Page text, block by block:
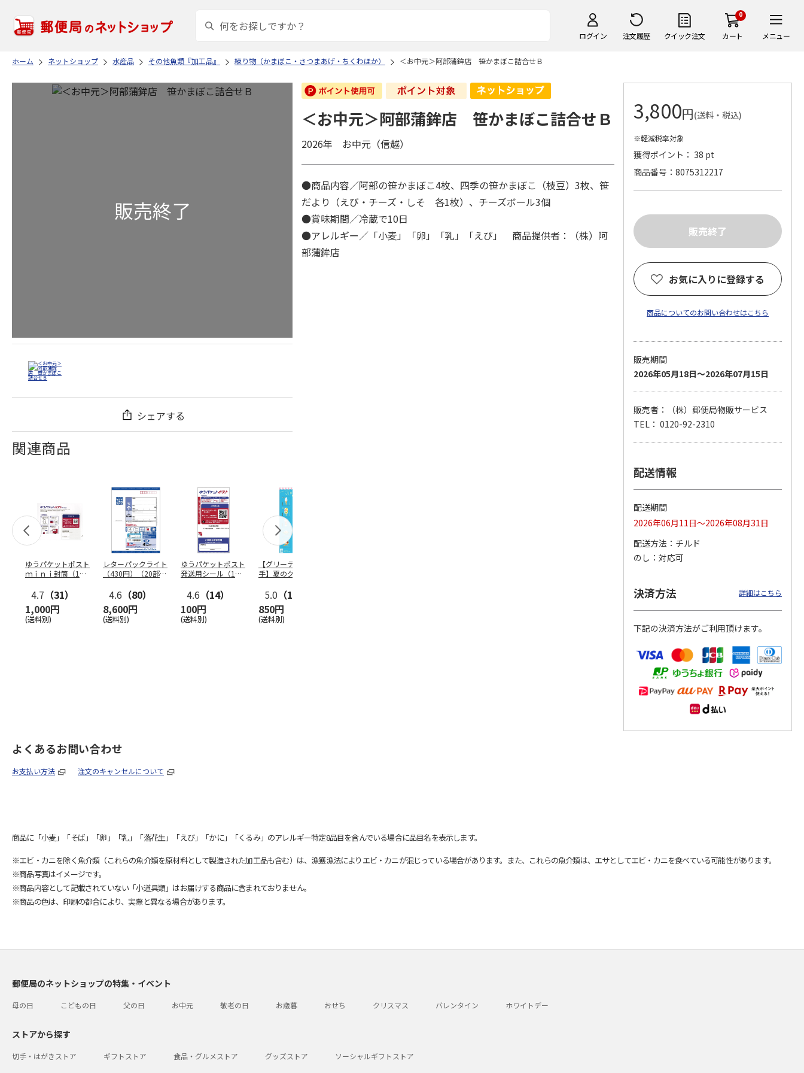
ログイン 注文履歴 クイック注文
0
カート メニュー
ホーム ネットショップ 水産品 その他魚類『加工品』 練り物（かまぼこ・さつまあげ・ちくわほか） ＜お中元＞阿部蒲鉾店 笹かまぼこ詰合せＢ
シェアする
関連商品
ゆうパケットポスト
ｍｉｎｉ封筒（1個
4.7 （31）
1,000円
(送料別)
レターパックライト
（430円）（20部セ
4.6 （80）
8,600円
(送料別)
ゆうパケットポスト
発送用シール（1個
4.6 （14）
100円
(送料別)
【グリーティング切
手】夏のグリーティ
5.0 （10）
850円
(送料別)
【グリーティング切
円…
4.8（11）
5,500円
4.6（7）
11,000円
＜お中元＞阿部蒲鉾店 笹かまぼこ詰合せＢ
2026年 お中元（信越）
●商品内容／阿部の笹かまぼこ4枚、四季の笹かまぼこ（枝豆）3枚、笹
だより（えび・チーズ・しそ 各1枚）、チーズボール3個
●賞味期間／冷蔵で10日
●アレルギー／「小麦」「卵」「乳」「えび」 商品提供者：（株）阿
部蒲鉾店
3,800円(送料・税込)
※軽減税率対象
獲得ポイント： 38 pt
商品番号
8075312217
お気に入りに登録する
商品についてのお問い合わせはこちら
販売期間
2026年05月18日～2026年07月15日
販売者：（株）郵便局物販サービス
TEL： 0120-92-2310
配送情報
配送期間
2026年06月11日～2026年08月31日
配送方法
チルド
のし
対応可
決済方法 詳細はこちら
下記の決済方法がご利用頂けます。
よくあるお問い合わせ
お支払い方法 注文のキャンセルについて
商品に「小麦」「そば」「卵」「乳」「落花生」「えび」「かに」「くるみ」のアレルギー特定8品目を含んでいる場合に品目名を表示します。
※エビ・カニを除く魚介類（これらの魚介類を原材料として製造された加工品も含む）は、漁獲漁法によりエビ・カニが混じっている場合があります。また、これらの魚介類は、エサとしてエビ・カニを食べている可能性があります。
※商品写真はイメージです。
※商品内容として記載されていない「小道具類」はお届けする商品に含まれておりません。
※商品の色は、印刷の都合により、実際と異なる場合があります。
郵便局のネットショップの特集・イベント
母の日 こどもの日 父の日 お中元 敬老の日 お歳暮 おせち クリスマス バレンタイン ホワイトデー
ストアから探す
切手・はがきストア ギフトストア 食品・グルメストア グッズストア ソーシャルギフトストア